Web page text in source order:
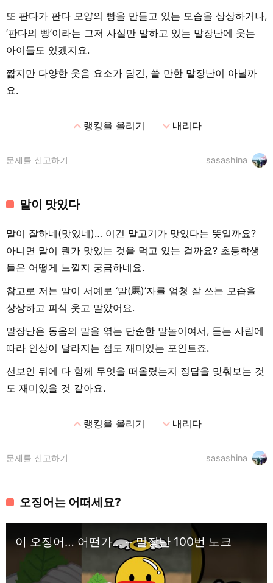
또 판다가 판다 모양의 빵을 만들고 있는 모습을 상상하거나,
‘판다의 빵’이라는 그저 사실만 말하고 있는 말장난에 웃는
아이들도 있겠지요.
짧지만 다양한 웃음 요소가 담긴, 쓸 만한 말장난이 아닐까
요.
expand_less랭킹을 올리기 expand_more내리다
sasashina
문제를 신고하기
말이 맛있다
말이 잘하네(맛있네)… 이건 말고기가 맛있다는 뜻일까요?
아니면 말이 뭔가 맛있는 것을 먹고 있는 걸까요? 초등학생
들은 어떻게 느낄지 궁금하네요.
참고로 저는 말이 서예로 ‘말(馬)’자를 엄청 잘 쓰는 모습을
상상하고 피식 웃고 말았어요.
말장난은 동음의 말을 엮는 단순한 말놀이여서, 듣는 사람에
따라 인상이 달라지는 점도 재미있는 포인트죠.
선보인 뒤에 다 함께 무엇을 떠올렸는지 정답을 맞춰보는 것
도 재미있을 것 같아요.
expand_less랭킹을 올리기 expand_more내리다
sasashina
문제를 신고하기
오징어는 어떠세요?
이 오징어… 어떤가… ~ 말장난 100번 노크